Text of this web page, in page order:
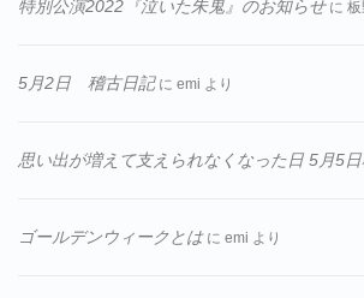
特別公演2022『泣いた朱鬼』のお知らせに 板
5月2日 稽古日記に emi より
思い出が増えて支えられなくなった日 5月5
ゴールデンウィークとはに emi より